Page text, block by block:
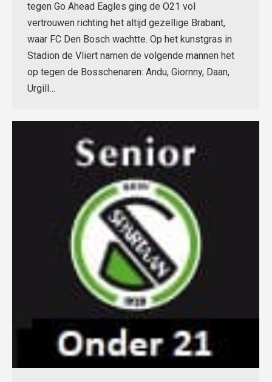
tegen Go Ahead Eagles ging de O21 vol
vertrouwen richting het altijd gezellige Brabant,
waar FC Den Bosch wachtte. Op het kunstgras in
Stadion de Vliert namen de volgende mannen het
op tegen de Bosschenaren: Andu, Giornny, Daan,
Urgill…